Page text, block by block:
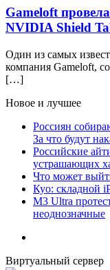
Gameloft
NVIDIA Shield
Один из самых
компания Gameloft,
[…]
Новое и лучшее
Россиян
За что будут
Российские
устрашающих
Что может
Куо: складной
M3 Ultra
неоднозначные
Виртуальный сервер